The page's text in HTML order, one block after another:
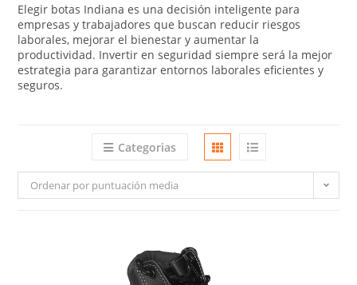
Elegir botas Indiana es una decisión inteligente para
empresas y trabajadores que buscan reducir riesgos
laborales, mejorar el bienestar y aumentar la
productividad. Invertir en seguridad siempre será la mejor
estrategia para garantizar entornos laborales eficientes y
seguros.
Categorias
Ordenar por puntuación media